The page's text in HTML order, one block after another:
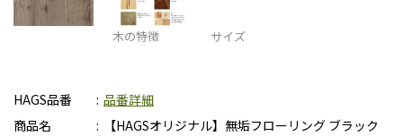
木の特徴 サイズ
HAGS品番
品番詳細
商品名
【HAGSオリジナル】無垢フローリング ブラック